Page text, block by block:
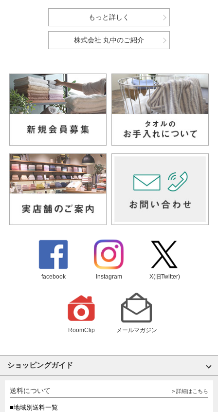
もっと詳しく
株式会社 丸中のご紹介
facebook Instagram X(旧Twitter)
RoomClip メールマガジン
ショッピングガイド
送料について > 詳細はこちら
■地域別送料一覧